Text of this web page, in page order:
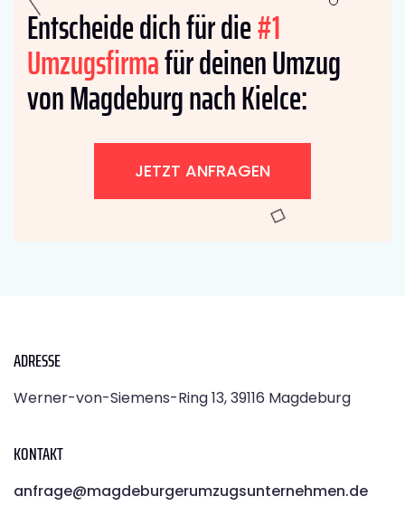
Entscheide dich für die#1
Umzugsfirmafür deinen Umzug
von Magdeburg nach Kielce:
JETZT ANFRAGEN
ADRESSE
Werner-von-Siemens-Ring 13, 39116 Magdeburg
KONTAKT
anfrage@magdeburgerumzugsunternehmen.de